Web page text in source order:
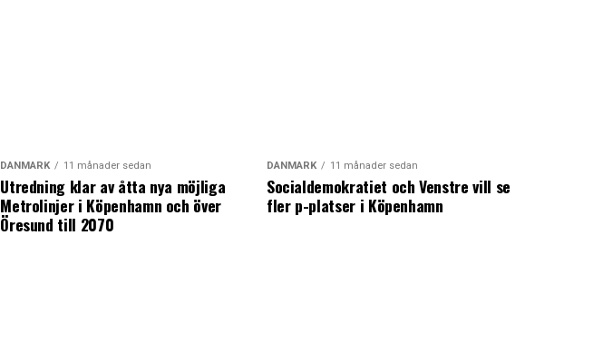
DANMARK 11 månader sedan
Utredning klar av åtta nya möjliga
Metrolinjer i Köpenhamn och över
Öresund till 2070
DANMARK 11 månader sedan
Socialdemokratiet och Venstre vill se
fler p-platser i Köpenhamn